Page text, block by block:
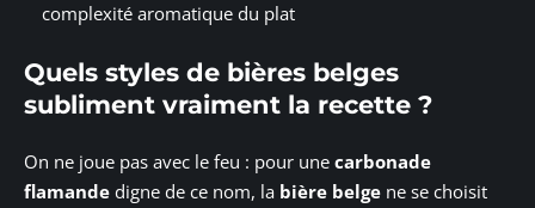
complexité aromatique du plat
Quels styles de bières belges
subliment vraiment la recette ?
On ne joue pas avec le feu : pour une carbonade
flamande digne de ce nom, la bière belge ne se choisit